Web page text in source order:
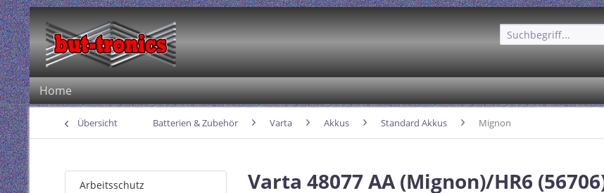
Home
Übersicht Batterien & Zubehör Varta Akkus Standard Akkus Mignon
Arbeitsschutz Varta 48077 AA (Mignon)/HR6